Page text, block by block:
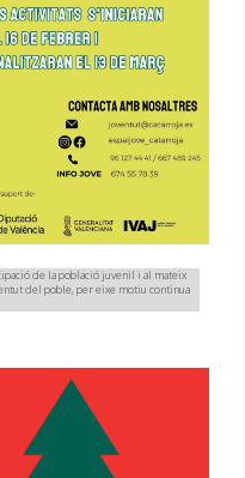
de la població juvenil i al mateix
del poble, per eixe motiu continua